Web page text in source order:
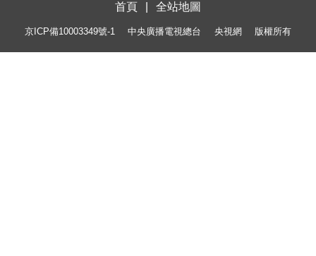
首頁 全站地圖
京ICP備10003349號-1 中央廣播電視總台 央視網 版權所有